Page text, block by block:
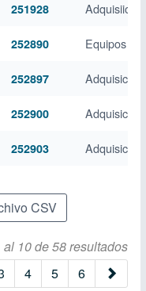
251928 Adquisiion
252890 Equipos
252897
252900
252903
CSV
10 de 58 resultados
4 5 6